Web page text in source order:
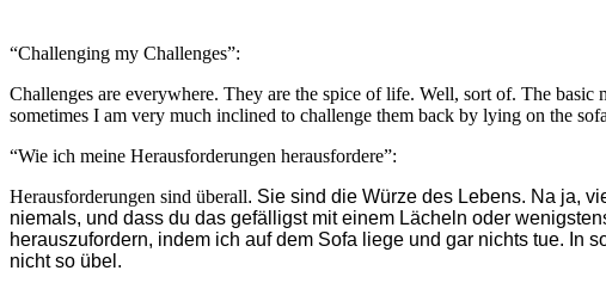
“Challenging my Challenges”:
Challenges are everywhere. They are the spice of life. Well, sort of. The
sometimes I am very much inclined to challenge them back by lying on the
“Wie ich meine Herausforderungen herausfordere”:
Herausforderungen sind überall. Sie sind die Würze des Lebens. Na ja,
niemals, und dass du das gefälligst mit einem Lächeln oder
herauszufordern, indem ich auf dem Sofa liege und gar nichts tue.
nicht so übel.